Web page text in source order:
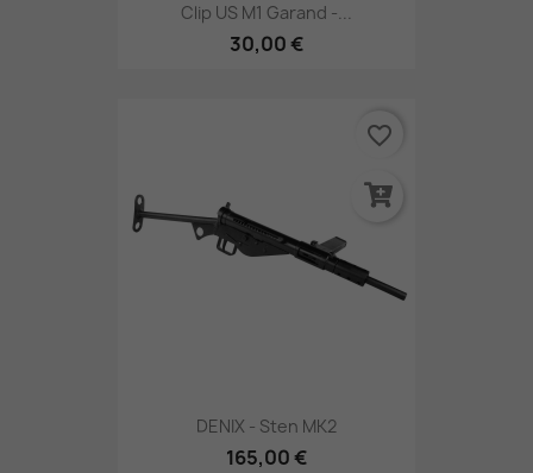
Clip US M1 Garand -...
30,00 €
DENIX - Sten MK2
165,00 €
favorite_border